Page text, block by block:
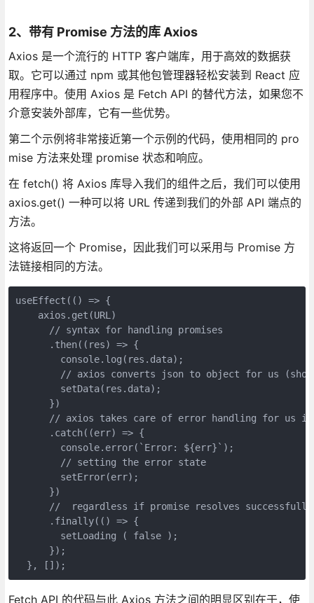
2、带有 Promise 方法的库 Axios
Axios 是一个流行的 HTTP 客户端库，用于高效的数据获
取。它可以通过 npm 或其他包管理器轻松安装到 React 应
用程序中。使用 Axios 是 Fetch API 的替代方法，如果您不
介意安装外部库，它有一些优势。
第二个示例将非常接近第一个示例的代码，使用相同的 pro
mise 方法来处理 promise 状态和响应。
在 fetch() 将 Axios 库导入我们的组件之后，我们可以使用
axios.get() 一种可以将 URL 传递到我们的外部 API 端点的
方法。
这将返回一个 Promise，因此我们可以采用与 Promise 方
法链接相同的方法。
useEffect(() => {
    axios.get(URL)
      // syntax for handling promises
      .then((res) => {
        console.log(res.data);
// axios converts json to object for us
        setData(res.data);
      })
// axios takes care of error handling for us
      .catch((err) => {
        console.error(`Error: ${err}`);
        // setting the error state
        setError(err);
      })
//  regardless if promise resolves
      .finally(() => {
        setLoading ( false );
      });
  }, []);
Fetch API 的代码与此 Axios 方法之间的明显区别在于，使